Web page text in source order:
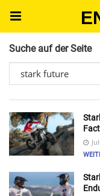
Suche auf der Seite